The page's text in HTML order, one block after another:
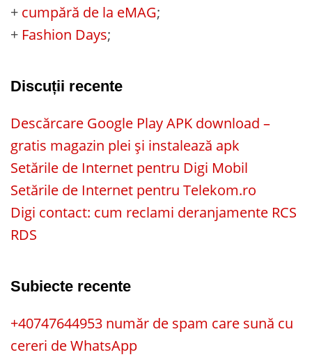
+ cumpără de la eMAG;
+ Fashion Days;
Discuții recente
Descărcare Google Play APK download –
gratis magazin plei și instalează apk
Setările de Internet pentru Digi Mobil
Setările de Internet pentru Telekom.ro
Digi contact: cum reclami deranjamente RCS
RDS
Subiecte recente
+40747644953 număr de spam care sună cu
cereri de WhatsApp